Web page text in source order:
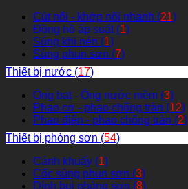
Cút nối - khớp nối nhanh (21)
Đồng hồ áp suất (1)
Súng khi nén (1)
Súng phun sơn (7)
Thiết bị nước (17)
Ống bạt - Ống nước mềm (3)
Phao cơ - phao chống tràn (12)
Phao điện - phao chống tràn (2)
Thiết bị phòng sơn (54)
Cánh khuấy (1)
Cốc súng phun sơn (3)
Dính bụi phòng sơn (8)